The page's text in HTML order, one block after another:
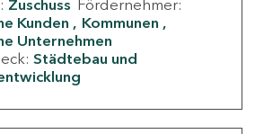
Zuschuss Fördernehmer:
Kunden
Kommunen
Unternehmen
Städtebau und